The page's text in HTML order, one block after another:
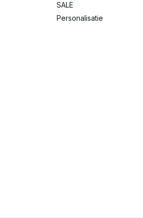
SALE
Personalisatie